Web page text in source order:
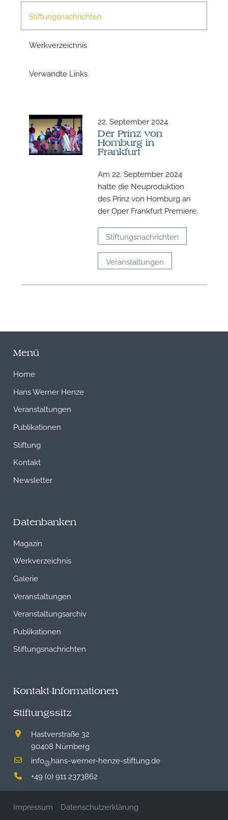
Stiftungsnachrichten
Werkverzeichnis
Verwandte Links
22. September 2024
Der Prinz von
Homburg in
Frankfurt
Am 22. September 2024
hatte die Neuproduktion
des Prinz von Homburg an
der Oper Frankfurt Premiere.
Stiftungsnachrichten
Veranstaltungen
Menü
Home
Hans Werner Henze
Veranstaltungen
Publikationen
Stiftung
Kontakt
Newsletter
Datenbanken
Magazin
Werkverzeichnis
Galerie
Veranstaltungen
Veranstaltungsarchiv
Publikationen
Stiftungsnachrichten
Kontakt-Informationen
Stiftungssitz
Hastverstraße 32
90408 Nürnberg
info@hans-werner-henze-stiftung.de
+49 (0) 911 2373862
Impressum Datenschutzerklärung